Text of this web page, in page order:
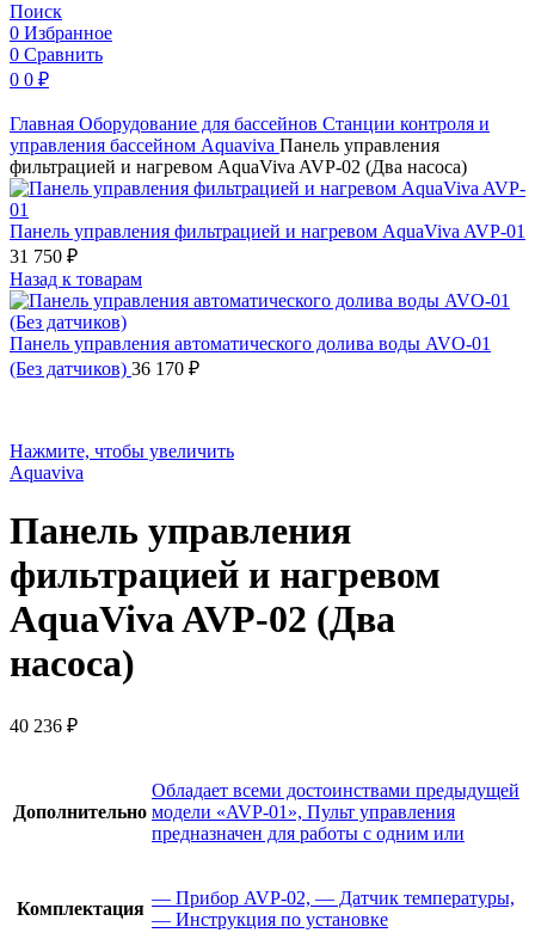
Поиск
0 Избранное
0 Сравнить
0 0 ₽
Главная Оборудование для бассейнов Станции контроля и
управления бассейном Aquaviva Панель управления
фильтрацией и нагревом AquaViva AVP-02 (Два насоса)
Панель управления фильтрацией и нагревом AquaViva AVP-01
31 750 ₽
Назад к товарам
Панель управления автоматического долива воды AVO-01
(Без датчиков) 36 170 ₽
Нажмите, чтобы увеличить
Aquaviva
Панель управления
фильтрацией и нагревом
AquaViva AVP-02 (Два
насоса)
40 236 ₽
Дополнительно
Обладает всеми достоинствами предыдущей
модели «AVP-01», Пульт управления
предназначен для работы с одним или
Комплектация
— Прибор AVP-02, — Датчик температуры,
— Инструкция по установке